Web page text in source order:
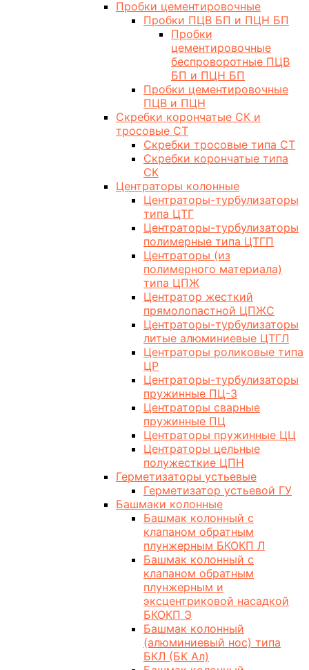
Пробки цементировочные
Пробки ПЦВ БП и ПЦН БП
Пробки
цементировочные
беспроворотные ПЦВ
БП и ПЦН БП
Пробки цементировочные
ПЦВ и ПЦН
Скребки корончатые СК и
тросовые СТ
Скребки тросовые типа СТ
Скребки корончатые типа
СК
Центраторы колонные
Центраторы-турбулизаторы
типа ЦТГ
Центраторы-турбулизаторы
полимерные типа ЦТГП
Центраторы (из
полимерного материала)
типа ЦПЖ
Центратор жесткий
прямолопастной ЦПЖС
Центраторы-турбулизаторы
литые алюминиевые ЦТГЛ
Центраторы роликовые типа
ЦР
Центраторы-турбулизаторы
пружинные ПЦ-3
Центраторы сварные
пружинные ПЦ
Центраторы пружинные ЦЦ
Центраторы цельные
полужесткие ЦПН
Герметизаторы устьевые
Герметизатор устьевой ГУ
Башмаки колонные
Башмак колонный с
клапаном обратным
плунжерным БКОКП Л
Башмак колонный с
клапаном обратным
плунжерным и
эксцентриковой насадкой
БКОКП Э
Башмак колонный
(алюминиевый нос) типа
БКЛ (БК Ал)